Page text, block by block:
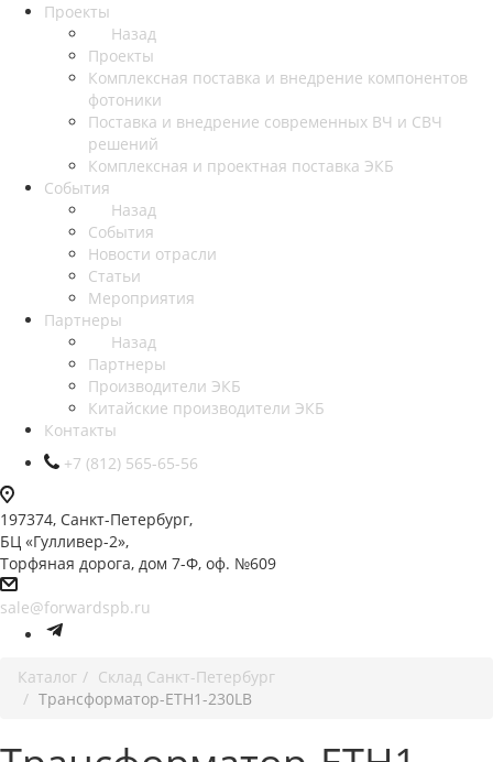
Проекты
Назад
Проекты
Комплексная поставка и внедрение компонентов
фотоники
Поставка и внедрение современных ВЧ и СВЧ
решений
Комплексная и проектная поставка ЭКБ
События
Назад
События
Новости отрасли
Статьи
Мероприятия
Партнеры
Назад
Партнеры
Производители ЭКБ
Китайские производители ЭКБ
Контакты
+7 (812) 565-65-56
197374, Санкт-Петербург,
БЦ «Гулливер-2»,
Торфяная дорога, дом 7-Ф, оф. №609
sale@forwardspb.ru
Каталог
Cклад Санкт-Петербург
Трансформатор-ETH1-230LB